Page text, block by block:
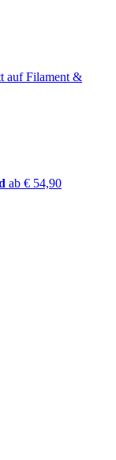
auf Filament &
ab € 54,90